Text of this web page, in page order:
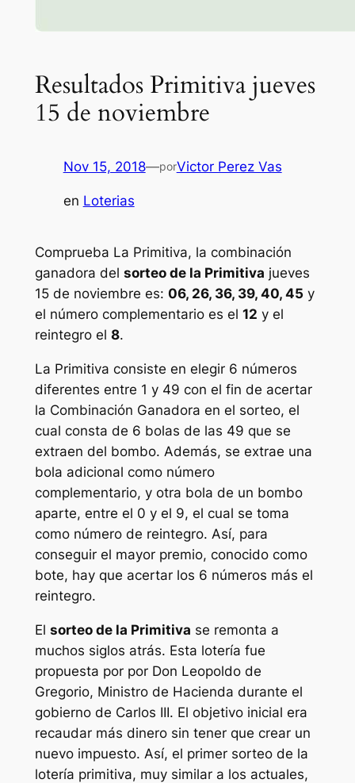
Resultados Primitiva jueves
15 de noviembre
Nov 15, 2018—porVictor Perez Vas
en Loterias
Comprueba La Primitiva, la combinación
ganadora del sorteo de la Primitiva jueves
15 de noviembre es: 06, 26, 36, 39, 40, 45 y
el número complementario es el 12 y el
reintegro el 8.
La Primitiva consiste en elegir 6 números
diferentes entre 1 y 49 con el fin de acertar
la Combinación Ganadora en el sorteo, el
cual consta de 6 bolas de las 49 que se
extraen del bombo. Además, se extrae una
bola adicional como número
complementario, y otra bola de un bombo
aparte, entre el 0 y el 9, el cual se toma
como número de reintegro. Así, para
conseguir el mayor premio, conocido como
bote, hay que acertar los 6 números más el
reintegro.
El sorteo de la Primitiva se remonta a
muchos siglos atrás. Esta lotería fue
propuesta por por Don Leopoldo de
Gregorio, Ministro de Hacienda durante el
gobierno de Carlos III. El objetivo inicial era
recaudar más dinero sin tener que crear un
nuevo impuesto. Así, el primer sorteo de la
lotería primitiva, muy similar a los actuales,